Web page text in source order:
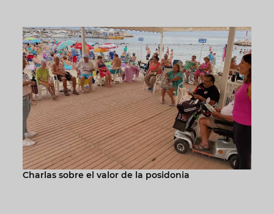
Charlas sobre el valor de la posidonia